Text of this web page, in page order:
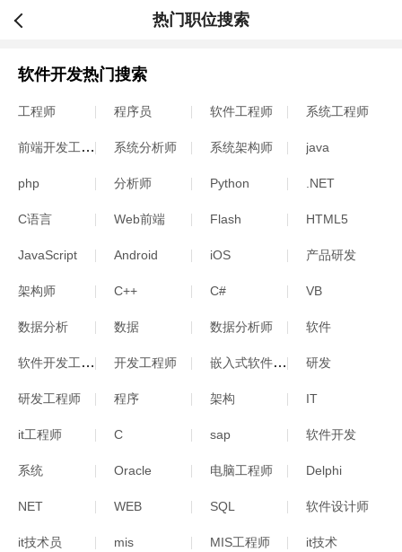
热门职位搜索
软件开发热门搜索
工程师 程序员 软件工程师 系统工程师
前端开发工程师 系统分析师 系统架构师 java
php 分析师 Python .NET
C语言 Web前端 Flash HTML5
JavaScript Android iOS 产品研发
架构师 C++ C# VB
数据分析 数据 数据分析师 软件
软件开发工程师 开发工程师 嵌入式软件工程师 研发
研发工程师 程序 架构 IT
it工程师 C sap 软件开发
系统 Oracle 电脑工程师 Delphi
NET WEB SQL 软件设计师
it技术员 mis MIS工程师 it技术